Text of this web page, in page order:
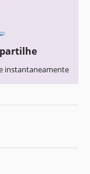
instantaneamente